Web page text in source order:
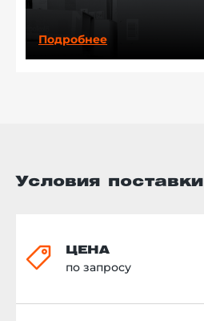
Подробнее
Условия поставки
ЦЕНА
по запросу